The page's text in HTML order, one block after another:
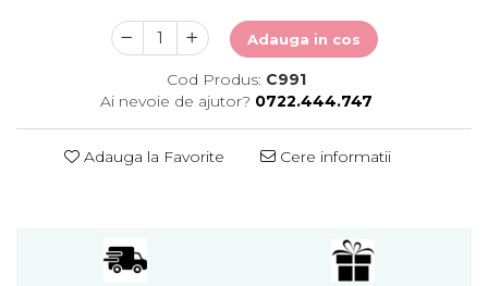
Adauga in cos
Cod Produs: C991
Ai nevoie de ajutor? 0722.444.747
Adauga la Favorite Cere informatii